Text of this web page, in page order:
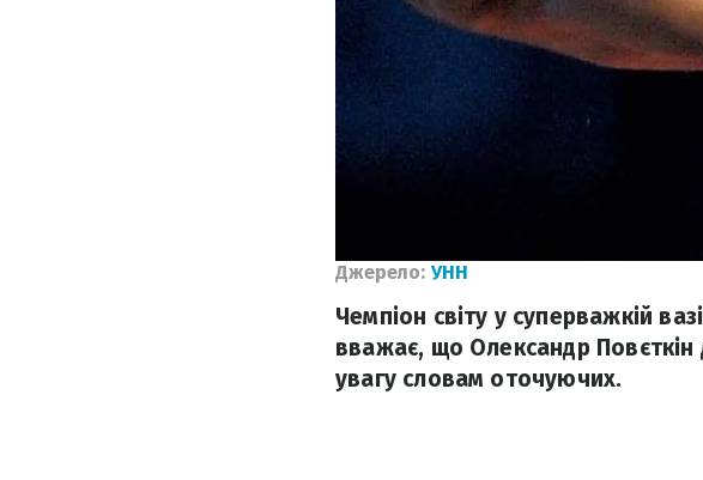
Джерело: УНН
Чемпіон світу у суперважкій
вважає, що Олександр Повєткін
увагу словам оточуючих.